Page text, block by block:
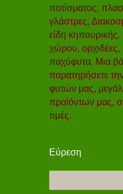
ποτίσματος,
γλάστρες,
είδη
χώρου, ορχιδέες,
παχύφυτα. Μια
παρατηρήσετε
φυτών μας,
προϊόντων μας,
τιμές.
Εύρεση